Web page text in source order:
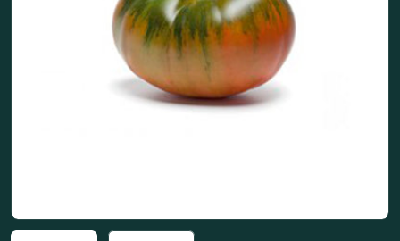
Abrir medios 0 en modal